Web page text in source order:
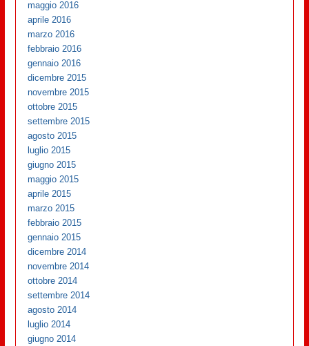
maggio 2016
aprile 2016
marzo 2016
febbraio 2016
gennaio 2016
dicembre 2015
novembre 2015
ottobre 2015
settembre 2015
agosto 2015
luglio 2015
giugno 2015
maggio 2015
aprile 2015
marzo 2015
febbraio 2015
gennaio 2015
dicembre 2014
novembre 2014
ottobre 2014
settembre 2014
agosto 2014
luglio 2014
giugno 2014